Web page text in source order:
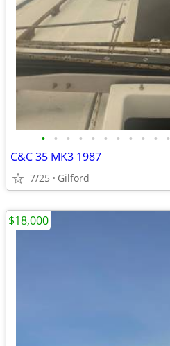
• • • • • • • • • • •
C&C 35 MK3 1987
7/25 Gilford
$18,000